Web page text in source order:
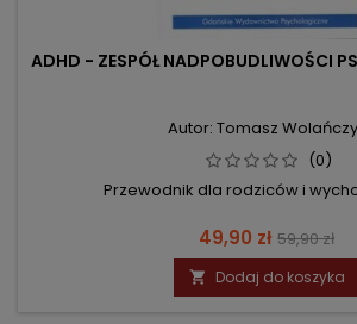
ADHD - ZESPÓŁ NADPOBUDLIWOŚCI
Autor: Tomasz
(0)
Przewodnik dla rodziców i
Cena
49,90 zł Cena
59,90 zł
 Dodaj do koszyka